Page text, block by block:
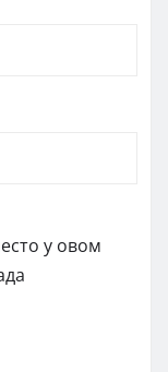
у овом